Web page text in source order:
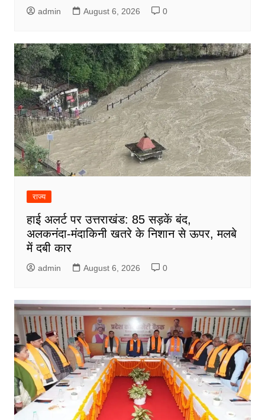
admin August 6, 2026 0
राज्य
हाई अलर्ट पर उत्तराखंड: 85 सड़कें बंद,
अलकनंदा-मंदाकिनी खतरे के निशान से ऊपर, मलबे
में दबी कार
admin August 6, 2026 0